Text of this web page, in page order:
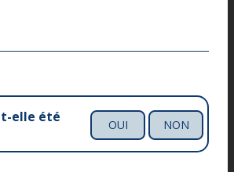
elle été
OUI NON